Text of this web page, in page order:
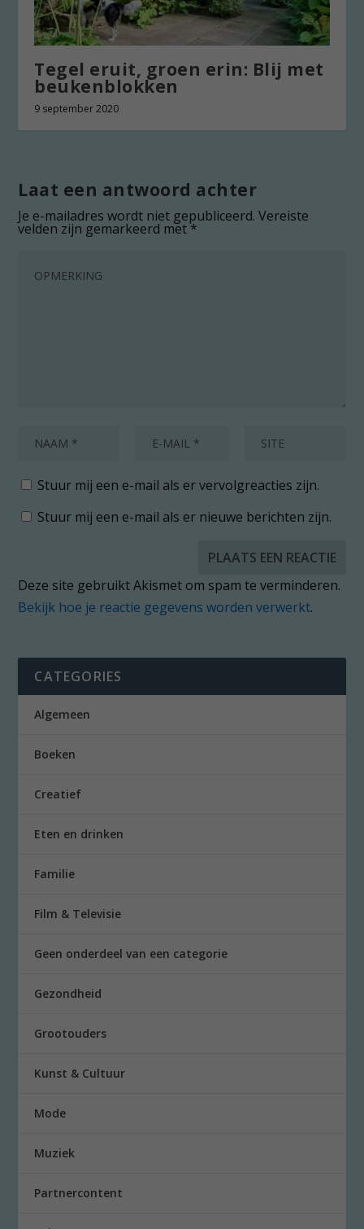
Tegel eruit, groen erin: Blij met
beukenblokken
9 september 2020
Laat een antwoord achter
Je e-mailadres wordt niet gepubliceerd. Vereiste
velden zijn gemarkeerd met*
Stuur mij een e-mail als er vervolgreacties zijn.
Stuur mij een e-mail als er nieuwe berichten zijn.
Deze site gebruikt Akismet om spam te verminderen.
Bekijk hoe je reactie gegevens worden verwerkt.
CATEGORIES
Algemeen
Boeken
Creatief
Eten en drinken
Familie
Film & Televisie
Geen onderdeel van een categorie
Gezondheid
Grootouders
Kunst & Cultuur
Mode
Muziek
Partnercontent